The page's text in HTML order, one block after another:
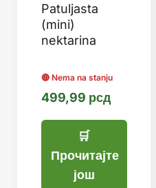
Patuljasta
(mini)
nektarina
499,99 рсд
Прочитајте
још